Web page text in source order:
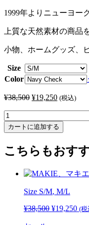
1999年よりニューヨー
上質な天然素材の商品
小物、ホームグッズ、
Size
Color
¥38,500 元
格
¥38,500
で
し
た。
¥19,250現
価
は
¥19,250
で
す。
(税込)
MAKIE
/
マ
エ,
Dress
カートに追加する
こちらもおす
Size S/M, M/L
¥38,500 元
¥19,250現
(税